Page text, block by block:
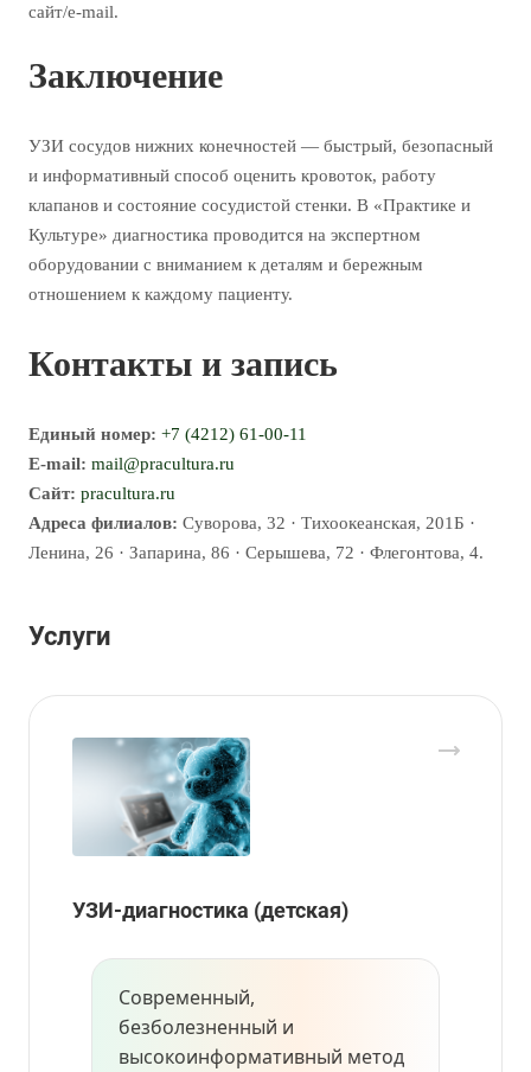
сайт/e-mail.
Заключение
УЗИ сосудов нижних конечностей — быстрый, безопасный
и информативный способ оценить кровоток, работу
клапанов и состояние сосудистой стенки. В «Практике и
Культуре» диагностика проводится на экспертном
оборудовании с вниманием к деталям и бережным
отношением к каждому пациенту.
Контакты и запись
Единый номер: +7 (4212) 61-00-11
E-mail: mail@pracultura.ru
Сайт: pracultura.ru
Адреса филиалов: Суворова, 32 · Тихоокеанская, 201Б ·
Ленина, 26 · Запарина, 86 · Серышева, 72 · Флегонтова, 4.
Услуги
УЗИ-диагностика (детская)
Современный,
безболезненный и
высокоинформативный метод